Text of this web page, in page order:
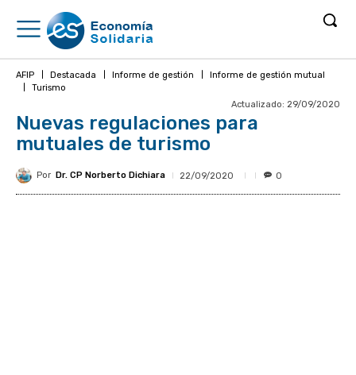
AFIP Destacada Informe de gestión
Informe de gestión mutual
Turismo
Actualizado: 29/09/2020
Nuevas regulaciones para
mutuales de turismo
Por Dr. CP Norberto Dichiara 22/09/2020 0